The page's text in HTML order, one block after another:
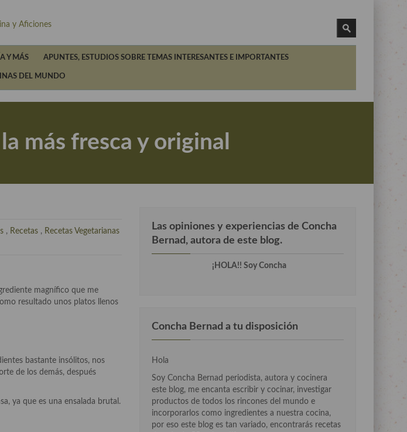
Y MÁS APUNTES, ESTUDIOS SOBRE TEMAS INTERESANTES E IMPORTANTES
DEL MUNDO
más fresca y original
, Recetas , Recetas Vegetarianas
magnífico que me
resultado unos platos llenos
bastante insólitos, nos
de los demás, después
ya que es una ensalada brutal.
Las opiniones y experiencias de Concha
Bernad, autora de este blog.
¡HOLA!! Soy Concha
Concha Bernad a tu disposición
Hola
Soy Concha Bernad periodista, autora y cocinera
este blog, me encanta escribir y cocinar, investigar
productos de todos los rincones del mundo e
incorporarlos como ingredientes a nuestra cocina,
por eso este blog es tan variado, encontrarás recetas